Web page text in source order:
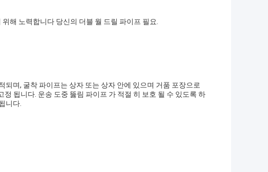
해 노력합니다 당신의 더블 월 드릴 파이프 필요.
며, 굴착 파이프는 상자 또는 상자 안에 있으며 거품 포장으로
됩니다. 운송 도중 뚫림 파이프 가 적절 히 보호 될 수 있도록 하
니다.